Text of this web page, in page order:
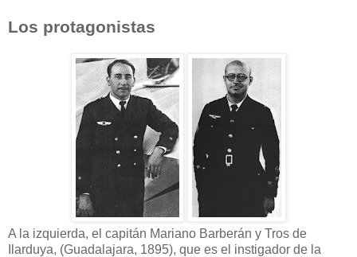
Los protagonistas
A la izquierda, el capitán Mariano Barberán y Tros de
Ilarduya, (Guadalajara, 1895), que es el instigador de la